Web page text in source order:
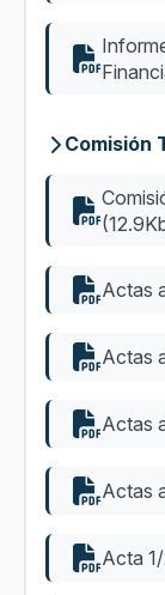
Comisión
Actas
Actas
Actas
Actas
Acta